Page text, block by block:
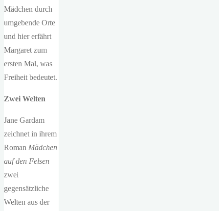
Mädchen durch
umgebende Orte
und hier erfährt
Margaret zum
ersten Mal, was
Freiheit bedeutet.
Zwei Welten
Jane Gardam
zeichnet in ihrem
Roman Mädchen
auf den Felsen
zwei
gegensätzliche
Welten aus der